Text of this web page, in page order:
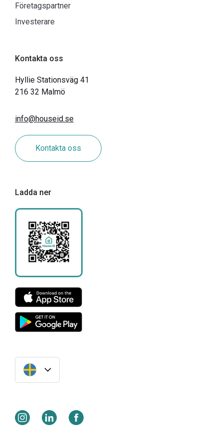
Företagspartner
Investerare
Kontakta oss
Hyllie Stationsväg 41
216 32 Malmö
info@houseid.se
Kontakta oss
Ladda ner